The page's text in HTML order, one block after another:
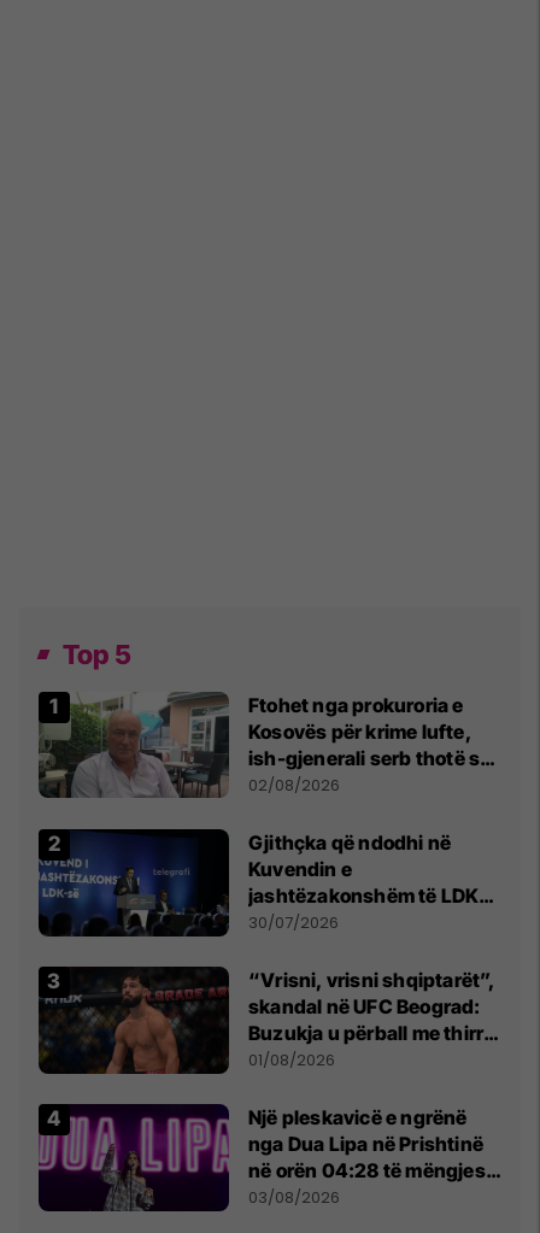
Top 5
Ftohet nga prokuroria e
Kosovës për krime lufte,
ish-gjenerali serb thotë se
dikush e tradhtoi në
02/08/2026
Gjithçka që ndodhi në
Kuvendin e
jashtëzakonshëm të LDK-
së
30/07/2026
“Vrisni, vrisni shqiptarët”,
skandal në UFC Beograd:
Buzukja u përball me thirrje
anti-shqiptare nga
01/08/2026
Një pleskavicë e ngrënë
nga Dua Lipa në Prishtinë
në orën 04:28 të mëngjesit
- dhe bota digjitale serbe
03/08/2026